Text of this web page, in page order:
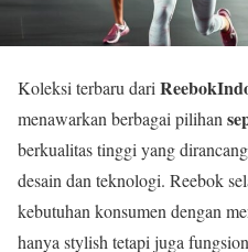
Koleksi terbaru dari
menawarkan berbagai pilihan
berkualitas tinggi yang
desain dan teknologi. Reebok
kebutuhan konsumen dengan
hanya stylish tetapi juga